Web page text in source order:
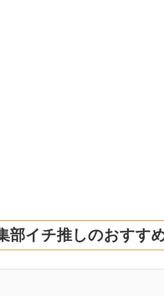
部イチ推しのおすす